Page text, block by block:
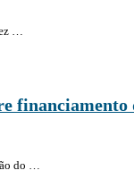
…
financiamento
do …